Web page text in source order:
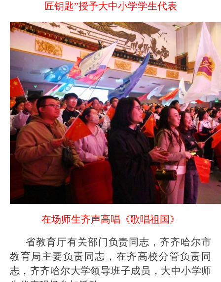
匠钥匙”授予大中小学学生代表
在场师生齐声高唱《歌唱祖国》
省教育厅有关部门负责同志，齐齐哈尔市
教育局主要负责同志，在齐高校分管负责同
志，齐齐哈尔大学领导班子成员，大中小学师